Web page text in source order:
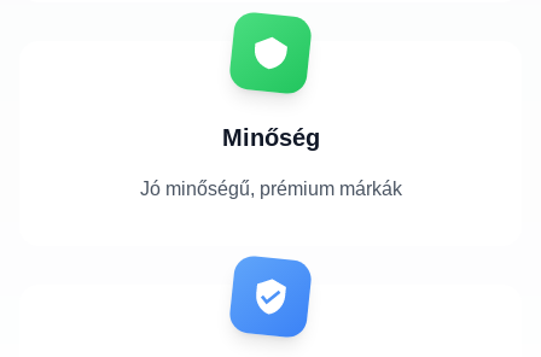
Minőség
Jó minőségű, prémium márkák